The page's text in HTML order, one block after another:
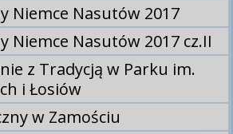
Niemce Nasutów 2017
Niemce Nasutów 2017 cz.II
z Tradycją w Parku im.
i Łosiów
w Zamościu